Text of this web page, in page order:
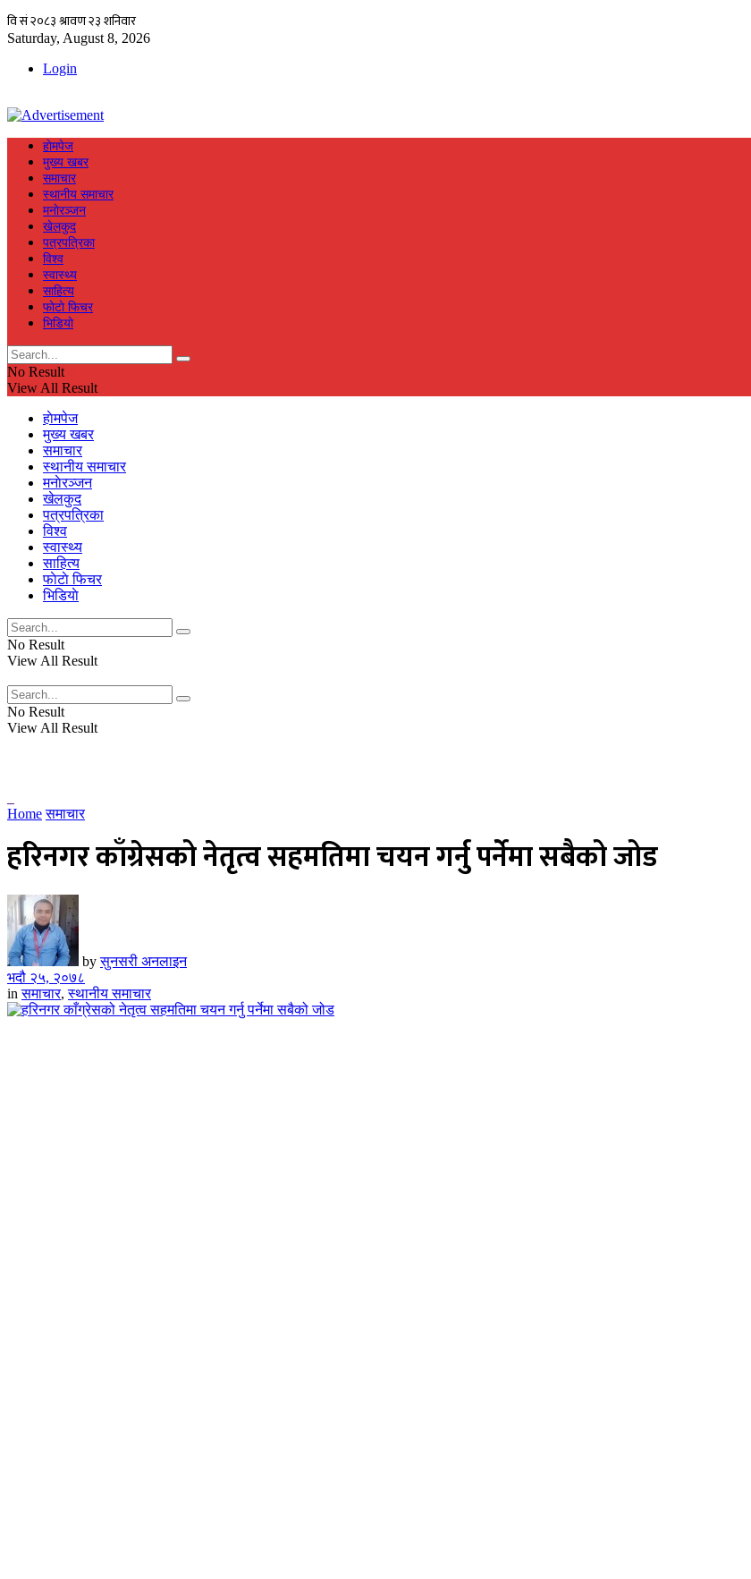
Saturday, August 8, 2026
Login
हाेमपेज
मुख्य खबर
समाचार
स्थानीय समाचार
मनाेरञ्जन
खेलकुद
पत्रपत्रिका
विश्व
स्वास्थ्य
साहित्य
फाेटाे फिचर
भिडियाे
No Result
View All Result
हाेमपेज
मुख्य खबर
समाचार
स्थानीय समाचार
मनाेरञ्जन
खेलकुद
पत्रपत्रिका
विश्व
स्वास्थ्य
साहित्य
फाेटाे फिचर
भिडियाे
No Result
View All Result
No Result
View All Result
Home समाचार
हरिनगर काँग्रेसको नेतृत्व सहमतिमा चयन गर्नु पर्नेमा सबैको जोड
by सुनसरी अनलाइन
भदौ २५, २०७८
in समाचार,स्थानीय समाचार